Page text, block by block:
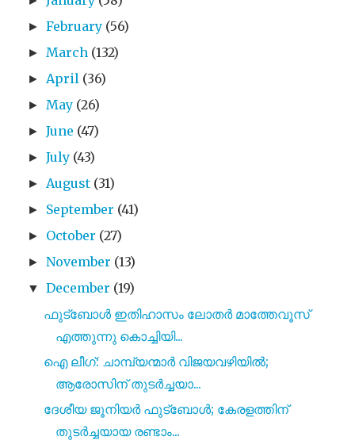
►February (56)
► March (132)
► April (36)
► May (26)
►June (47)
►July (43)
► August (31)
► September (41)
► October (27)
►November (13)
▼ December (19)
ഫുട്ബോൾ ഇതിഹാസം ലോതർ മാത്തേവൂസ്
എത്തുന്നു കൊച്ചിയി...
ഐ ലീഗ്: ചാമ്പ്യന്മാർ വിജയവഴിയിൽ;
ആരോസിന് തുടർച്ചയാ...
ദേശീയ ജൂനിയർ ഫുട്ബോൾ; കേരളത്തിന്
തുടർച്ചയായ രണ്ടാം...